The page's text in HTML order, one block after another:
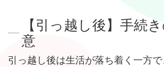
【引っ越し後】手続
意
引っ越し後は生活が落ち着く一方